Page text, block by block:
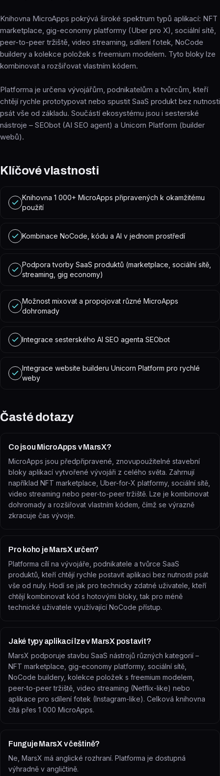
Knihovna MicroApps pokrývá široké spektrum typů aplikací: NFT
marketplace, gig-economy platformy (Uber pro X), sociální sítě,
peer-to-peer tržiště, video streaming, sdílení fotek, NoCode
buildery a kolekce položek s freemium modelem. Tyto bloky lze
kombinovat a rozšiřovat vlastním kódem.
Platforma je určena vývojářům, podnikatelům a tvůrcům, kteří
chtějí rychle prototypovat nebo spustit SaaS produkt bez nutnosti
psát vše od základu. Součástí ekosystému jsou i sesterské
nástroje – SEObot (AI SEO agent) a Unicorn Platform (builder
webů).
Klíčové vlastnosti
Knihovna 1 000+ MicroApps připravených k okamžitému
použití
Kombinace NoCode, kódu a AI v jednom prostředí
Podpora tvorby SaaS produktů (marketplace, sociální sítě,
streaming, gig economy)
Možnost mixovat a propojovat různé MicroApps
dohromady
Integrace sesterského AI SEO agenta SEObot
Integrace website builderu Unicorn Platform pro rychlé
weby
Časté dotazy
Co jsou MicroApps v MarsX?
MicroApps jsou předpřipravené, znovupoužitelné stavební
bloky aplikací vytvořené vývojáři z celého světa. Zahrnují
například NFT marketplace, Uber-for-X platformy, sociální sítě,
video streaming nebo peer-to-peer tržiště. Lze je kombinovat
dohromady a rozšiřovat vlastním kódem, čímž se výrazně
zkracuje čas vývoje.
Pro koho je MarsX určen?
Platforma cílí na vývojáře, podnikatele a tvůrce SaaS
produktů, kteří chtějí rychle postavit aplikaci bez nutnosti psát
vše od nuly. Hodí se jak pro technicky zdatné uživatele, kteří
chtějí kombinovat kód s hotovými bloky, tak pro méně
technické uživatele využívající NoCode přístup.
Jaké typy aplikací lze v MarsX postavit?
MarsX podporuje stavbu SaaS nástrojů různých kategorií –
NFT marketplace, gig-economy platformy, sociální sítě,
NoCode buildery, kolekce položek s freemium modelem,
peer-to-peer tržiště, video streaming (Netflix-like) nebo
aplikace pro sdílení fotek (Instagram-like). Celková knihovna
čítá přes 1 000 MicroApps.
Funguje MarsX v češtině?
Ne, MarsX má anglické rozhraní. Platforma je dostupná
výhradně v angličtině.